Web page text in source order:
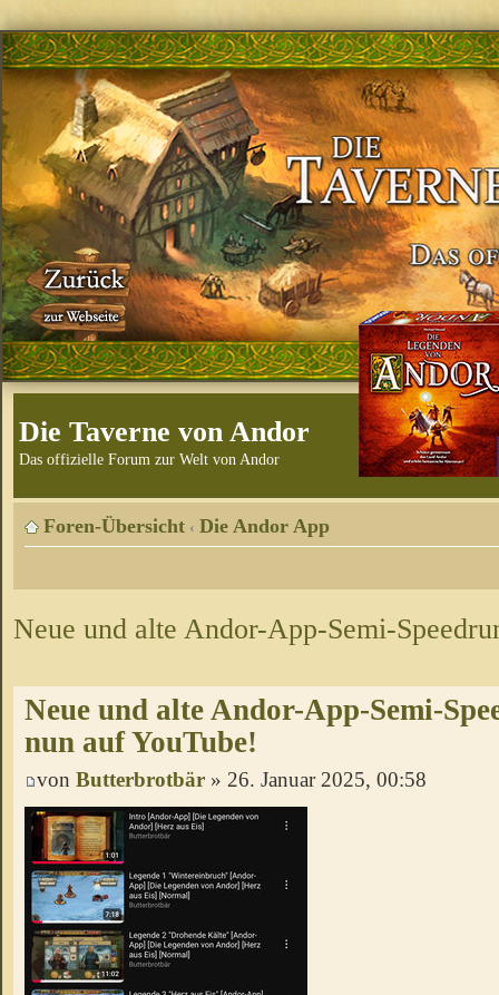
Die Taverne von Andor
Das offizielle Forum zur Welt von Andor
Foren-Übersicht ‹ Die Andor App
Neue und alte Andor-App-Semi-
Neue und alte Andor-App-Semi-
nun auf YouTube!
von Butterbrotbär » 26. Januar 2025, 00:58